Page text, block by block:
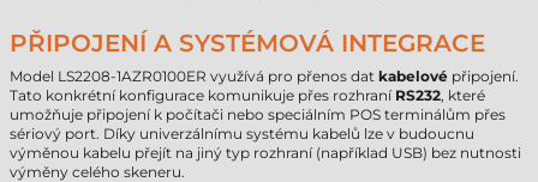
PŘIPOJENÍ A SYSTÉMOVÁ INTEGRACE
Model LS2208-1AZR0100ER využívá pro přenos dat kabelové připojení.
Tato konkrétní konfigurace komunikuje přes rozhraní RS232, které
umožňuje připojení k počítači nebo speciálním POS terminálům přes
sériový port. Díky univerzálnímu systému kabelů lze v budoucnu
výměnou kabelu přejít na jiný typ rozhraní (například USB) bez nutnosti
výměny celého skeneru.